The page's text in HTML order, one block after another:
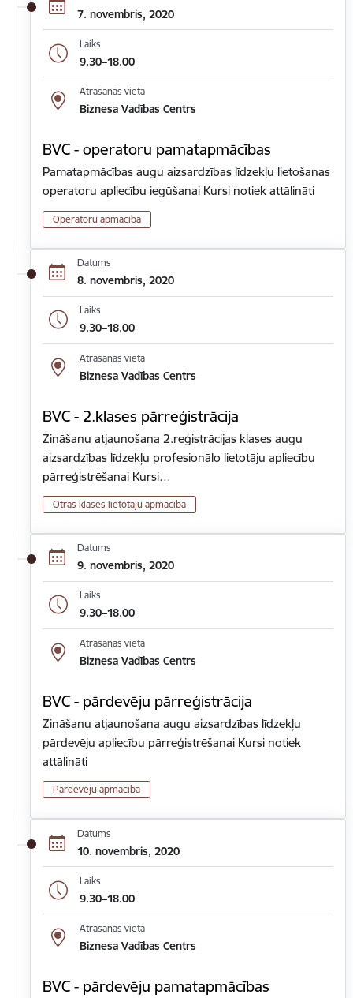
7. novembris, 2020
Laiks
9.30–18.00
Atrašanās vieta
Biznesa Vadības Centrs
BVC - operatoru pamatapmācības
Pamatapmācības augu aizsardzības līdzekļu lietošanas
operatoru apliecību iegūšanai Kursi notiek attālināti
Operatoru apmācība
Datums
8. novembris, 2020
Laiks
9.30–18.00
Atrašanās vieta
Biznesa Vadības Centrs
BVC - 2.klases pārreģistrācija
Zināšanu atjaunošana 2.reģistrācijas klases augu
aizsardzības līdzekļu profesionālo lietotāju apliecību
pārreģistrēšanai Kursi…
Otrās klases lietotāju apmācība
Datums
9. novembris, 2020
Laiks
9.30–18.00
Atrašanās vieta
Biznesa Vadības Centrs
BVC - pārdevēju pārreģistrācija
Zināšanu atjaunošana augu aizsardzības līdzekļu
pārdevēju apliecību pārreģistrēšanai Kursi notiek
attālināti
Pārdevēju apmācība
Datums
10. novembris, 2020
Laiks
9.30–18.00
Atrašanās vieta
Biznesa Vadības Centrs
BVC - pārdevēju pamatapmācības